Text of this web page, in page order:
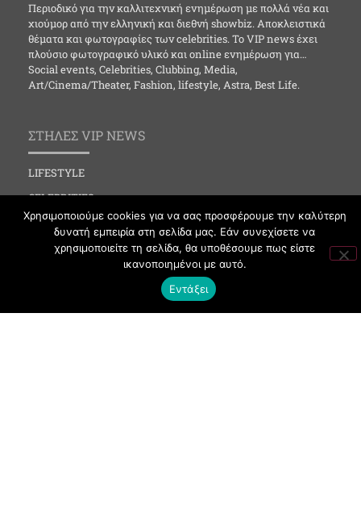
Περιοδικό για την καλλιτεχνική ενημέρωση με πολλά νέα και
χιούμορ από την ελληνική και διεθνή showbiz. Αποκλειστικά
θέματα και φωτογραφίες των celebrities. Το VIP news έχει
πλούσιο φωτογραφικό υλικό και online ενημέρωση για…
Social events, Celebrities, Clubbing, Media,
Art/Cinema/Theater, Fashion, lifestyle, Astra, Best Life.
ΣΤΗΛΕΣ VIP NEWS
LIFESTYLE
CELEBRITIES
MEDIA
SOCIAL EVENTS
Χρησιμοποιούμε cookies για να σας προσφέρουμε την καλύτερη
δυνατή εμπειρία στη σελίδα μας. Εάν συνεχίσετε να
χρησιμοποιείτε τη σελίδα, θα υποθέσουμε πως είστε
ικανοποιημένοι με αυτό.
Εντάξει